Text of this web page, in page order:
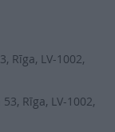
Rīga, LV-1002,
Rīga, LV-1002,